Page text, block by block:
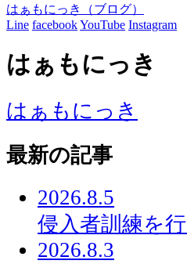
はぁもにっき（ブログ）
Line facebookYouTube Instagram
はぁもにっき
はぁもにっき
最新の記事
2026.8.5
侵入者訓練を
2026.8.3